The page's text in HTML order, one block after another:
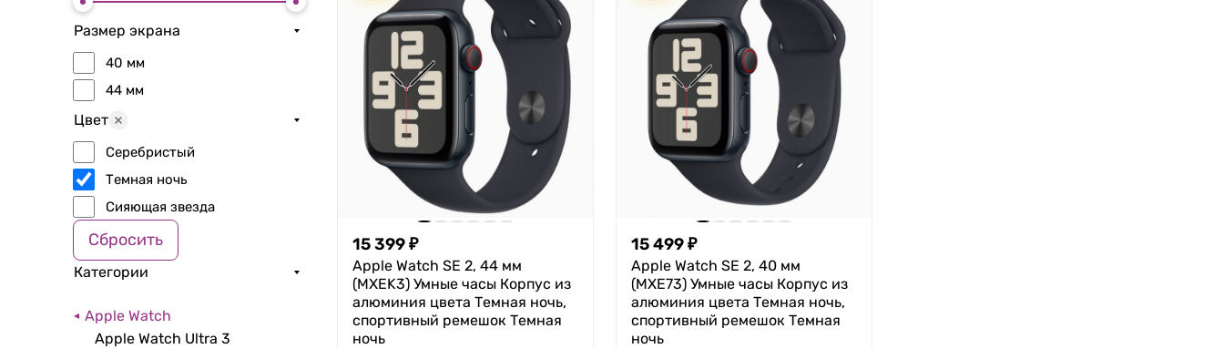
Размер экрана
40 мм
44 мм
Цвет
Серебристый
Темная ночь
Сияющая звезда
Сбросить
Категории
Apple Watch
Apple Watch Ultra 3
15 399₽
Apple Watch SE 2, 44 мм
(MXEK3) Умные часы Корпус из
алюминия цвета Темная ночь,
спортивный ремешок Темная
ночь
15 499₽
Apple Watch SE 2, 40 мм
(MXE73) Умные часы Корпус из
алюминия цвета Темная ночь,
спортивный ремешок Темная
ночь